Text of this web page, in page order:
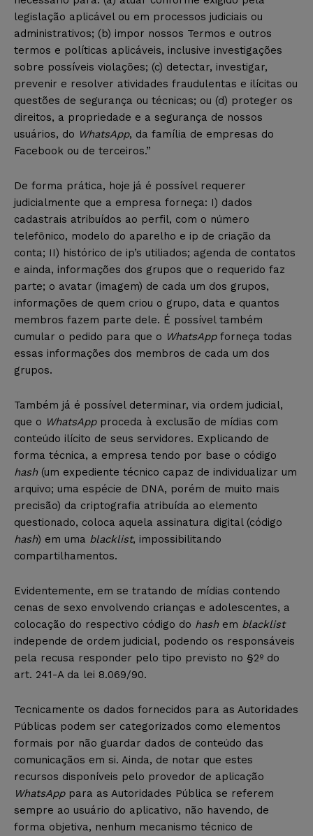
legislação aplicável ou em processos judiciais ou
administrativos; (b) impor nossos Termos e outros
termos e políticas aplicáveis, inclusive investigações
sobre possíveis violações; (c) detectar, investigar,
prevenir e resolver atividades fraudulentas e ilícitas ou
questões de segurança ou técnicas; ou (d) proteger os
direitos, a propriedade e a segurança de nossos
usuários, do WhatsApp, da família de empresas do
Facebook ou de terceiros.”
De forma prática, hoje já é possível requerer
judicialmente que a empresa forneça: I) dados
cadastrais atribuídos ao perfil, com o número
telefônico, modelo do aparelho e ip de criação da
conta; II) histórico de ip’s utiliados; agenda de contatos
e ainda, informações dos grupos que o requerido faz
parte; o avatar (imagem) de cada um dos grupos,
informações de quem criou o grupo, data e quantos
membros fazem parte dele. É possível também
cumular o pedido para que o WhatsAppforneça todas
essas informações dos membros de cada um dos
grupos.
Também já é possível determinar, via ordem judicial,
que o WhatsAppproceda à exclusão de mídias com
conteúdo ilícito de seus servidores. Explicando de
forma técnica, a empresa tendo por base o código
hash(um expediente técnico capaz de individualizar um
arquivo; uma espécie de DNA, porém de muito mais
precisão) da criptografia atribuída ao elemento
questionado, coloca aquela assinatura digital (código
hash) em uma blacklist, impossibilitando
compartilhamentos.
Evidentemente, em se tratando de mídias contendo
cenas de sexo envolvendo crianças e adolescentes, a
colocação do respectivo código do hashem blacklist
independe de ordem judicial, podendo os responsáveis
pela recusa responder pelo tipo previsto no §2º do
art. 241-A da lei 8.069/90.
Tecnicamente os dados fornecidos para as Autoridades
Públicas podem ser categorizados como elementos
formais por não guardar dados de conteúdo das
comunicaçãos em si. Ainda, de notar que estes
recursos disponíveis pelo provedor de aplicação
WhatsApppara as Autoridades Pública se referem
sempre ao usuário do aplicativo, não havendo, de
forma objetiva, nenhum mecanismo técnico de